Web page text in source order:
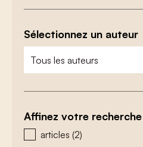
Sélectionnez un auteur
zoeken - auteurs
sélectionnez le contenu
Affinez votre recherche
zoeken - type
articles (2)